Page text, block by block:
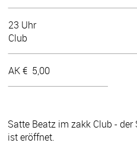
23 Uhr
Club
AK € 5,00
Satte Beatz im zakk Club -
ist eröffnet.